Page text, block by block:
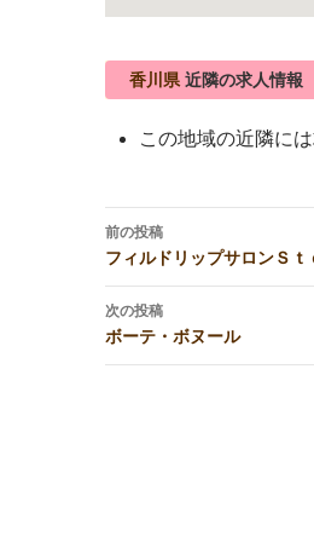
香川県近隣の求人情報
この地域の近隣に
投
稿
ナ
ビ
ゲ
ー
前の投稿
フィルドリップサロンＳｔ
次の投稿
ボーテ・ボヌール